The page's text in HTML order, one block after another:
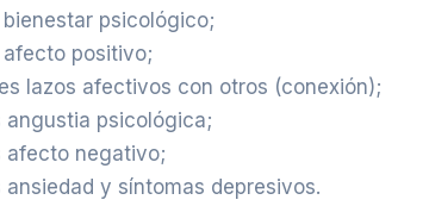
bienestar psicológico;
afecto positivo;
lazos afectivos con otros (conexión);
angustia psicológica;
afecto negativo;
ansiedad y síntomas depresivos.